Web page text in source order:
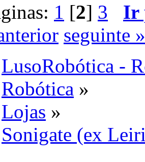
1 [2] 3
Ir
seguinte »
LusoRobótica -
Robótica »
Lojas »
Sonigate (ex